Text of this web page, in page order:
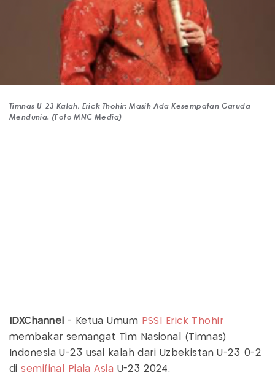
Timnas U-23 Kalah, Erick Thohir: Masih Ada Kesempatan Garuda
Mendunia. (Foto MNC Media)
IDXChannel - Ketua Umum PSSI
Erick Thohir
membakar semangat Tim Nasional (Timnas)
Indonesia U-23 usai kalah dari Uzbekistan U-23 0-2
disemifinal Piala Asia U-23 2024.